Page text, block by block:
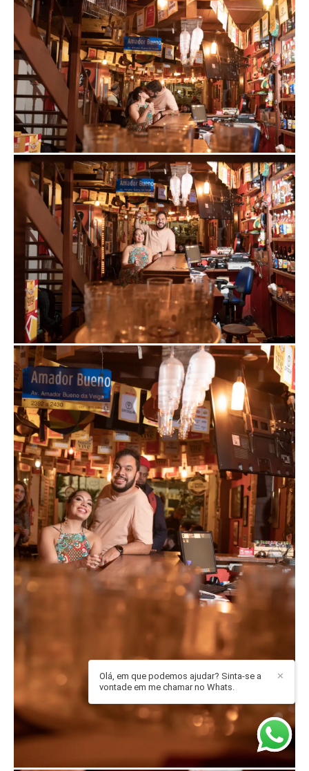
✕
Olá, em que podemos ajudar? Sinta-se a
vontade em me chamar no Whats.